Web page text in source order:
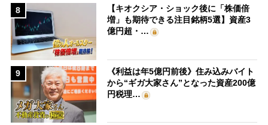
8
【キオクシア・ショック後に「株価倍
増」も期待できる注目銘柄5選】資産3
億円超・…
9
《利益は年5億円前後》住み込みバイト
から“ギガ大家さん”となった資産200億
円税理…